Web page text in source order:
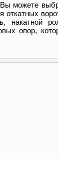
Вы можете
откатных
накатной
опор,